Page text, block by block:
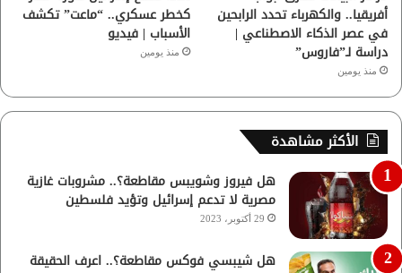
أفريقيا.. والكهرباء تحدد الرابحين
في عصر الذكاء الاصطناعي |
دراسة لـ”فاروس”
منذ يومين
كخطر عسكري.. “ماعت” تكشف
الأسباب | فيديو
منذ يومين
الأكثر مشاهدة
هل فيروز وشويبس مقاطعة؟.. مشروبات غازية
مصرية لا تدعم إسرائيل وتؤيد فلسطين
29 أكتوبر، 2023
هل شيبسي فوكس مقاطعة؟.. اعرف الحقيقة